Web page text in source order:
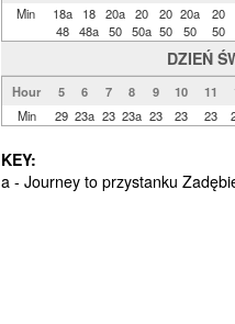
Min
18a
48
18
48a
20a
50
20
50a
20
50
20a
50
20
50
DZIEŃ
Hour 5 6 7 8 9 10 11
Min
29 23a 23 23a 23 23 23
KEY:
a - Journey to przystanku